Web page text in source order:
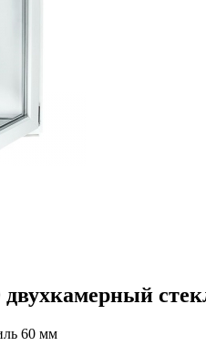
60 мм